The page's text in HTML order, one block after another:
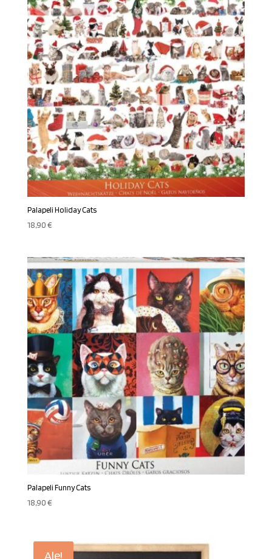
Palapeli Holiday Cats
18,90€
Palapeli Funny Cats
18,90€
Ale!